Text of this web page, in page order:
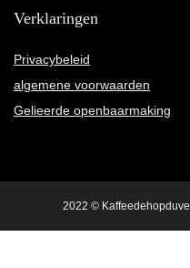
Verklaringen
Privacybeleid
algemene voorwaarden
Gelieerde openbaarmaking
2022 ©